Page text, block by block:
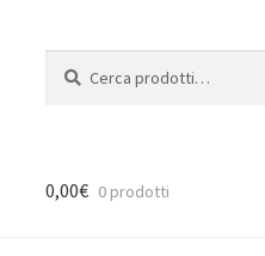
0,00€ 0 prodotti